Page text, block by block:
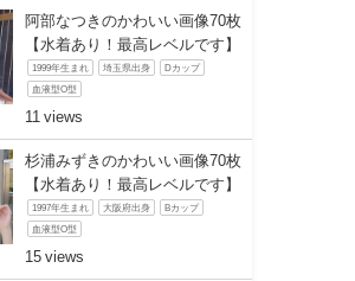
阿部なつきのかわいい画像70枚
【水着あり！最高レベルです】
1999年生まれ 埼玉県出身 Dカップ
血液型O型
11
杉浦みずきのかわいい画像70枚
【水着あり！最高レベルです】
1997年生まれ 大阪府出身 Bカップ
血液型O型
15